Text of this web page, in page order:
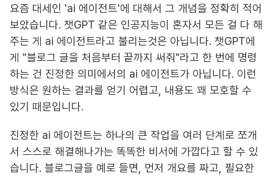
요즘 대세인 'ai 에이전트'에 대해서 그 개념을 정확히 적어
보았습니다. 챗GPT 같은 인공지능이 혼자서 모든 걸 다 해
주는 게 ai 에이전트라고 불리는것은 아닙니다. 챗GPT에
게 "블로그 글을 처음부터 끝까지 써줘"라고 한 번에 명령
하는 건 진정한 의미에서의 ai 에이전트가 아닙니다. 이런
방식은 원하는 결과를 얻기 어렵고, 내용도 꽤 모호할 수
있기 때문입니다.
진정한 ai 에이전트는 하나의 큰 작업을 여러 단계로 쪼개
서 스스로 해결해나가는 똑똑한 비서에 가깝다고 할 수 있
습니다. 블로그글을 예로 들면, 먼저 개요를 짜고, 필요한